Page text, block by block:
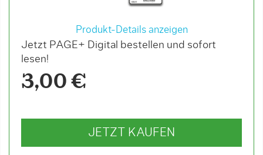
Produkt-Details anzeigen
Jetzt PAGE+ Digital bestellen und sofort
lesen!
3,00 €
JETZT KAUFEN